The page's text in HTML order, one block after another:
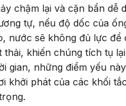
chậm lại và cặn bẩn dễ
tự, nếu độ dốc của
nước sẽ không đủ lực để
thải, khiến chúng tích tụ
gian, những điểm yếu
khởi phát của các khối